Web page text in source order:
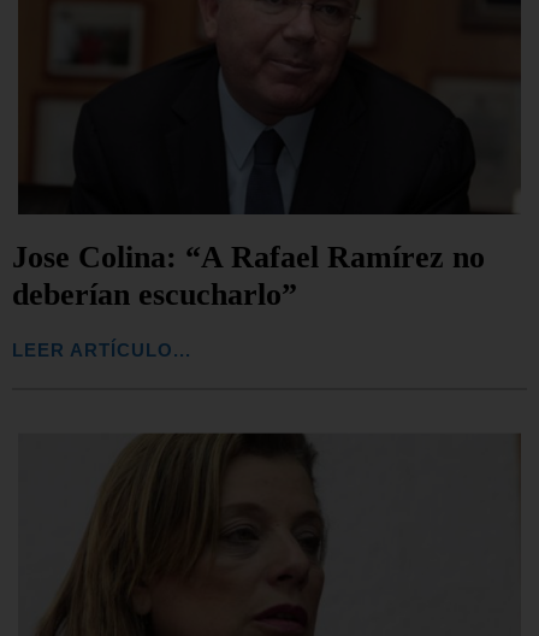
Jose Colina: “A Rafael Ramírez no
deberían escucharlo”
LEER ARTÍCULO...